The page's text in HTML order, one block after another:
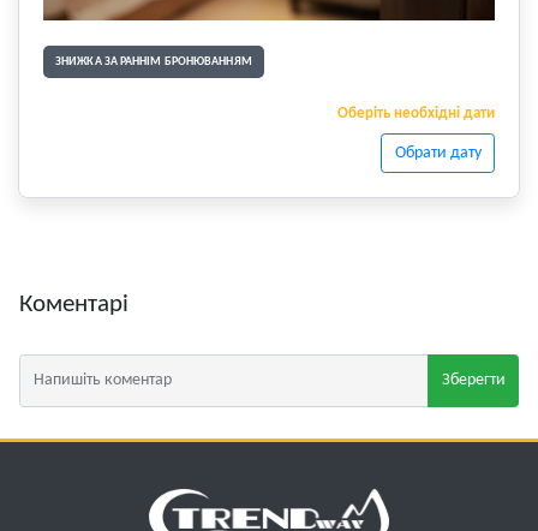
ЗНИЖКА ЗА РАННІМ БРОНЮВАННЯМ
Оберіть необхідні дати
Обрати дату
Коментарі
Зберегти